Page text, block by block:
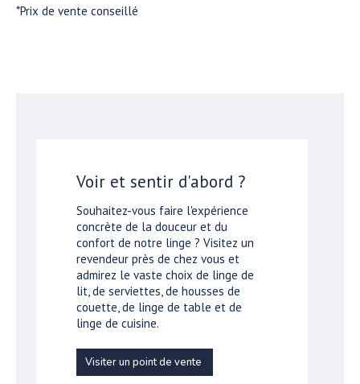
*Prix de vente conseillé
Voir et sentir d'abord ?
Souhaitez-vous faire l'expérience
concrète de la douceur et du
confort de notre linge ? Visitez un
revendeur près de chez vous et
admirez le vaste choix de linge de
lit, de serviettes, de housses de
couette, de linge de table et de
linge de cuisine.
Visiter un point de vente